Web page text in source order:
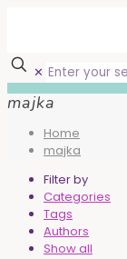
✕
majka
Home
majka
Filter by
Categories
Tags
Authors
Show all